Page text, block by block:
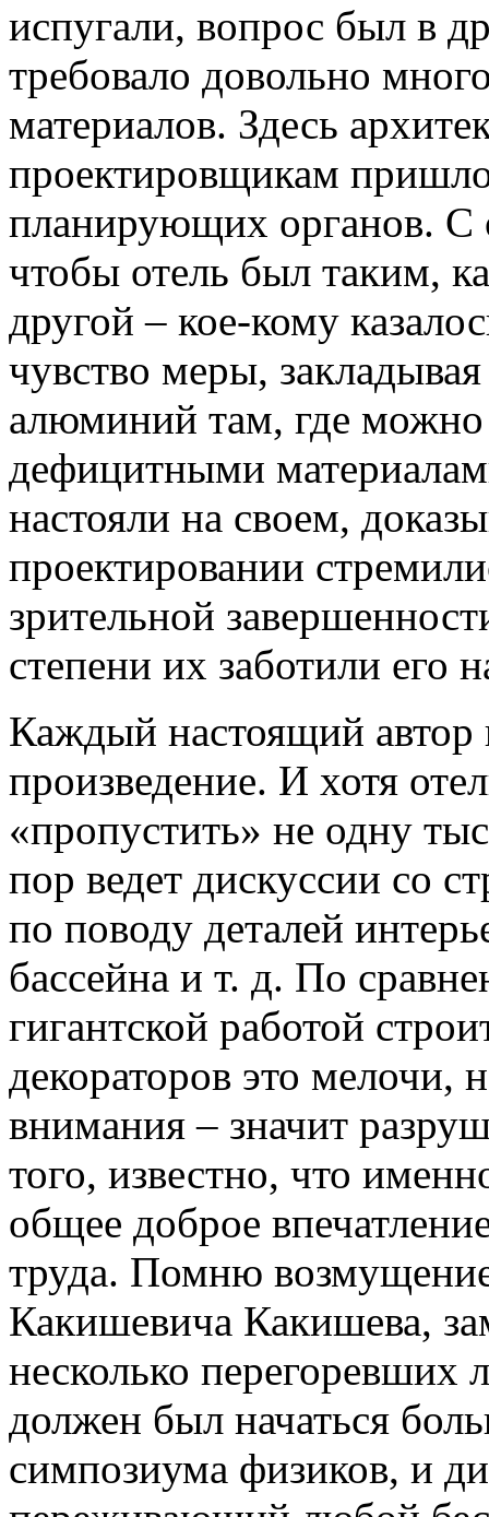
испугали, вопрос был в
требовало довольно
материалов. Здесь
проектировщикам
планирующих органов. С
чтобы отель был таким,
другой – кое-кому
чувство меры,
алюминий там, где
дефицитными
настояли на своем,
проектировании
зрительной
степени их заботили его
Каждый настоящий автор
произведение. И хотя
«пропустить» не одну
пор ведет дискуссии со
по поводу деталей
бассейна и т. д. По
гигантской работой
декораторов это мелочи,
внимания – значит
того, известно, что
общее доброе
труда. Помню
Какишевича Какишева,
несколько
должен был начаться
симпозиума физиков, и